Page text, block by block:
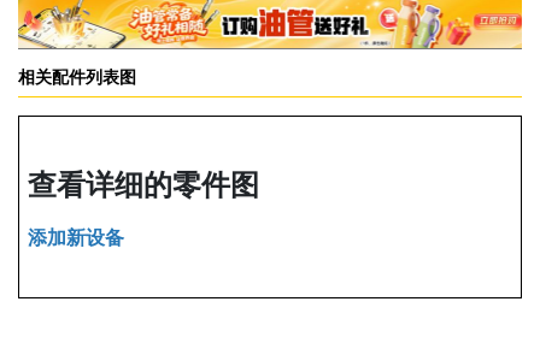
相关配件列表图
查看详细的零件图
添加新设备